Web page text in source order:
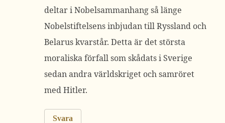
deltar i Nobelsammanhang så länge
Nobelstiftelsens inbjudan till Ryssland och
Belarus kvarstår. Detta är det största
moraliska förfall som skådats i Sverige
sedan andra världskriget och samröret
med Hitler.
Svara